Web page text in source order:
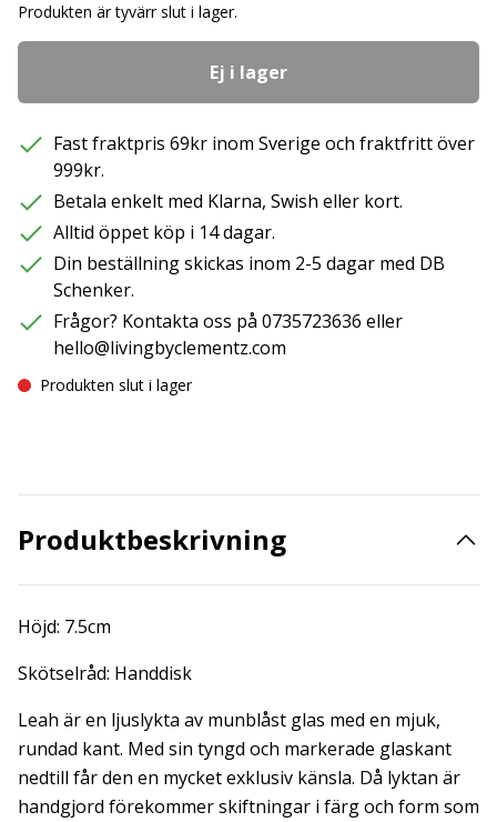
Produkten är tyvärr slut i lager.
Ej i lager
Fast fraktpris 69kr inom Sverige och fraktfritt över
999kr.
Betala enkelt med Klarna, Swish eller kort.
Alltid öppet köp i 14 dagar.
Din beställning skickas inom 2-5 dagar med DB
Schenker.
Frågor? Kontakta oss på 0735723636 eller
hello@livingbyclementz.com
Produkten slut i lager
Produktbeskrivning
Höjd: 7.5cm
Skötselråd: Handdisk
Leah är en ljuslykta av munblåst glas med en mjuk,
rundad kant. Med sin tyngd och markerade glaskant
nedtill får den en mycket exklusiv känsla. Då lyktan är
handgjord förekommer skiftningar i färg och form som